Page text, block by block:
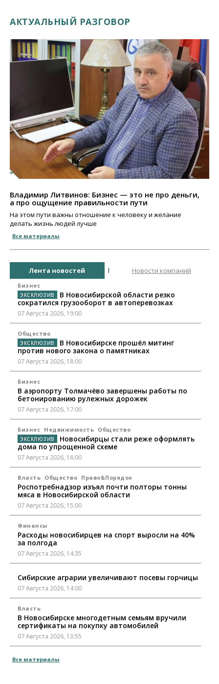
АКТУАЛЬНЫЙ РАЗГОВОР
Владимир Литвинов: Бизнес — это не про деньги,
а про ощущение правильности пути
На этом пути важны отношение к человеку и желание
делать жизнь людей лучше
Все материалы
Лента новостей Новости компаний
Бизнес
В Новосибирской области резко
сократился грузооборот в автоперевозках
07 Августа 2026, 19:00
Общество
В Новосибирске прошёл митинг
против нового закона о памятниках
07 Августа 2026, 18:00
Бизнес
В аэропорту Толмачёво завершены работы по
бетонированию рулежных дорожек
07 Августа 2026, 17:00
Бизнес Недвижимость Общество
Новосибирцы стали реже оформлять
дома по упрощенной схеме
07 Августа 2026, 16:00
Власть Общество Право&Порядок
Роспотребнадзор изъял почти полторы тонны
мяса в Новосибирской области
07 Августа 2026, 15:00
Финансы
Расходы новосибирцев на спорт выросли на 40%
за полгода
07 Августа 2026, 14:35
Сибирские аграрии увеличивают посевы горчицы
07 Августа 2026, 14:00
Власть
В Новосибирске многодетным семьям вручили
сертификаты на покупку автомобилей
07 Августа 2026, 13:55
Треть автовладельцев в Новосибирской области
Все материалы